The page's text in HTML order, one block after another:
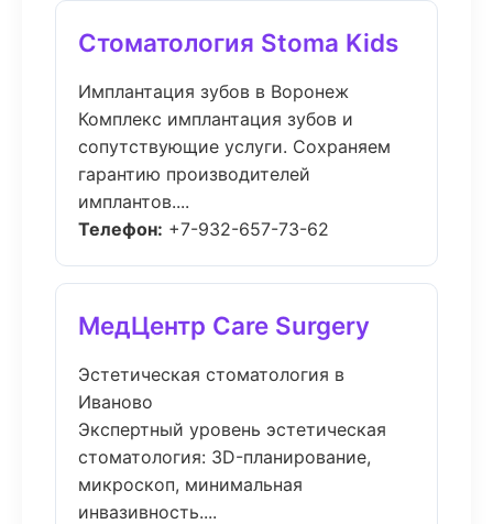
Стоматология Stoma Kids
Имплантация зубов в Воронеж
Комплекс имплантация зубов и
сопутствующие услуги. Сохраняем
гарантию производителей
имплантов....
Телефон: +7-932-657-73-62
МедЦентр Care Surgery
Эстетическая стоматология в
Иваново
Экспертный уровень эстетическая
стоматология: 3D-планирование,
микроскоп, минимальная
инвазивность....